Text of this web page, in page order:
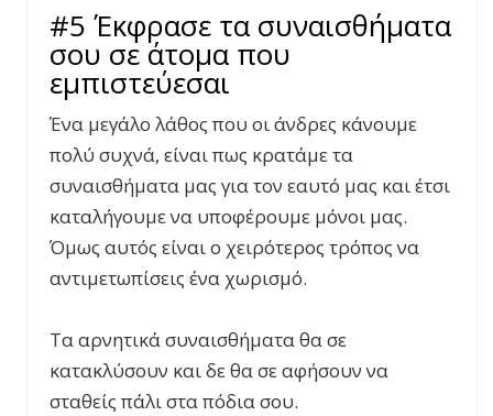
#5 Έκφρασε τα συναισθήματα
σου σε άτομα που
εμπιστεύεσαι
Ένα μεγάλο λάθος που οι άνδρες κάνουμε
πολύ συχνά, είναι πως κρατάμε τα
συναισθήματα μας για τον εαυτό μας και έτσι
καταλήγουμε να υποφέρουμε μόνοι μας.
Όμως αυτός είναι ο χειρότερος τρόπος να
αντιμετωπίσεις ένα χωρισμό.
Τα αρνητικά συναισθήματα θα σε
κατακλύσουν και δε θα σε αφήσουν να
σταθείς πάλι στα πόδια σου.